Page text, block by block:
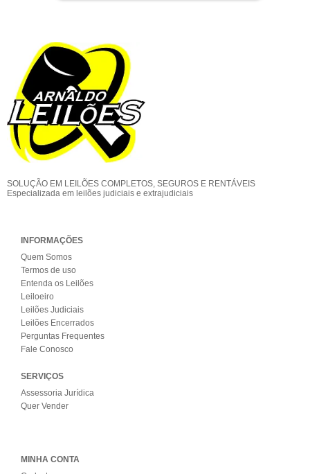
SOLUÇÃO EM LEILÕES COMPLETOS, SEGUROS E RENTÁVEIS
Especializada em leilões judiciais e extrajudiciais
INFORMAÇÕES
Quem Somos
Termos de uso
Entenda os Leilões
Leiloeiro
Leilões Judiciais
Leilões Encerrados
Perguntas Frequentes
Fale Conosco
SERVIÇOS
Assessoria Jurídica
Quer Vender
MINHA CONTA